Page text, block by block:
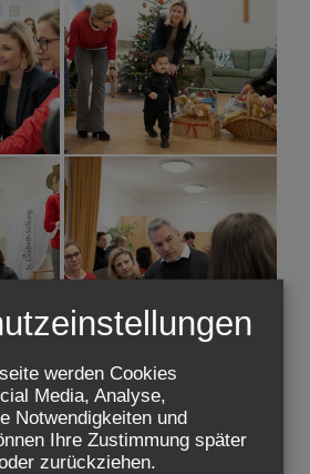
werden Cookies
Media, Analyse,
Notwendigkeiten und
Ihre Zustimmung später
zurückziehen.